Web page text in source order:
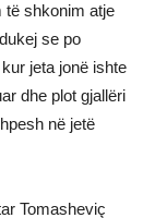
të shkonim atje
se po
jeta jonë ishte
dhe plot gjallëri
në jetë
Tomasheviç